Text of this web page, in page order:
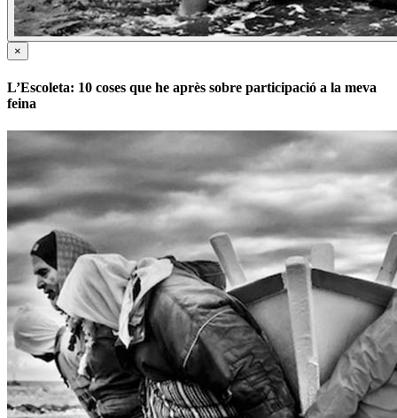
×
L’Escoleta: 10 coses que he après sobre participació a la meva
feina